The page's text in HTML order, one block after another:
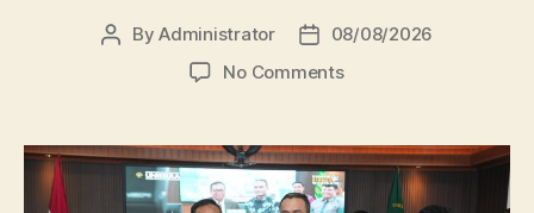
PostByAdministrator
Post08/08/2026
No Commentson
Gas
Targetkan
53